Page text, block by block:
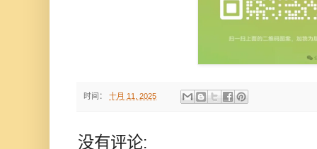
时间： 十月 11, 2025
没有评论: